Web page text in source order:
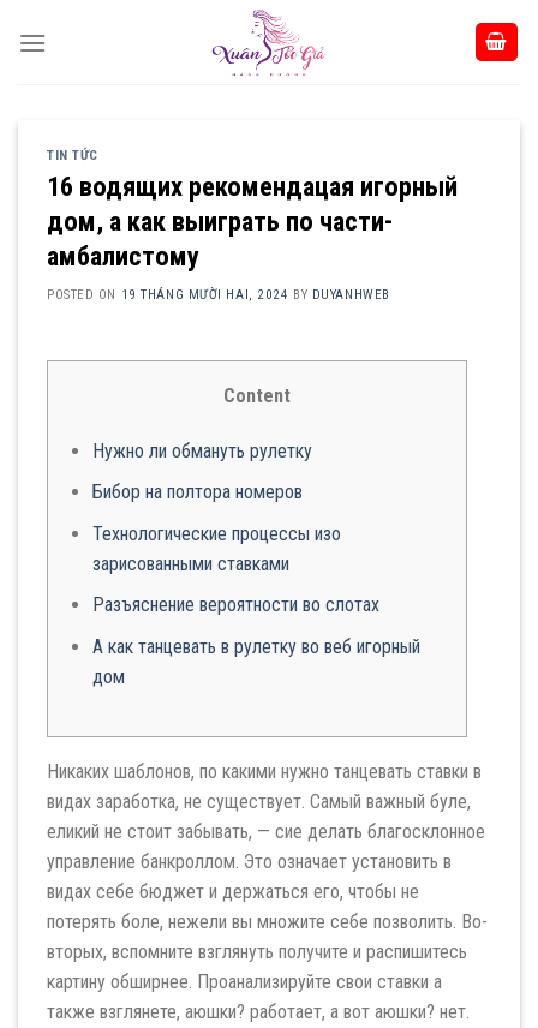
TIN TỨC
16 водящих рекомендацая игорный
дом, а как выиграть по части-
амбалистому
POSTED ON 19 THÁNG MƯỜI HAI, 2024 BY DUYANHWEB
Content
Нужно ли обмануть рулетку
Бибор на полтора номеров
Технологические процессы изо
зарисованными ставками
Разъяснение вероятности во слотах
А как танцевать в рулетку во веб игорный
дом
Никаких шаблонов, по какими нужно танцевать ставки в
видах заработка, не существует. Самый важный буле,
еликий не стоит забывать, — сие делать благосклонное
управление банкроллом. Это означает установить в
видах себе бюджет и держаться его, чтобы не
потерять боле, нежели вы множите себе позволить. Во-
вторых, вспомните взглянуть получите и распишитесь
картину обширнее. Проанализируйте свои ставки а
также взглянете, аюшки? работает, а вот аюшки? нет.